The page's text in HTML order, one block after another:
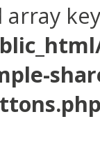
array